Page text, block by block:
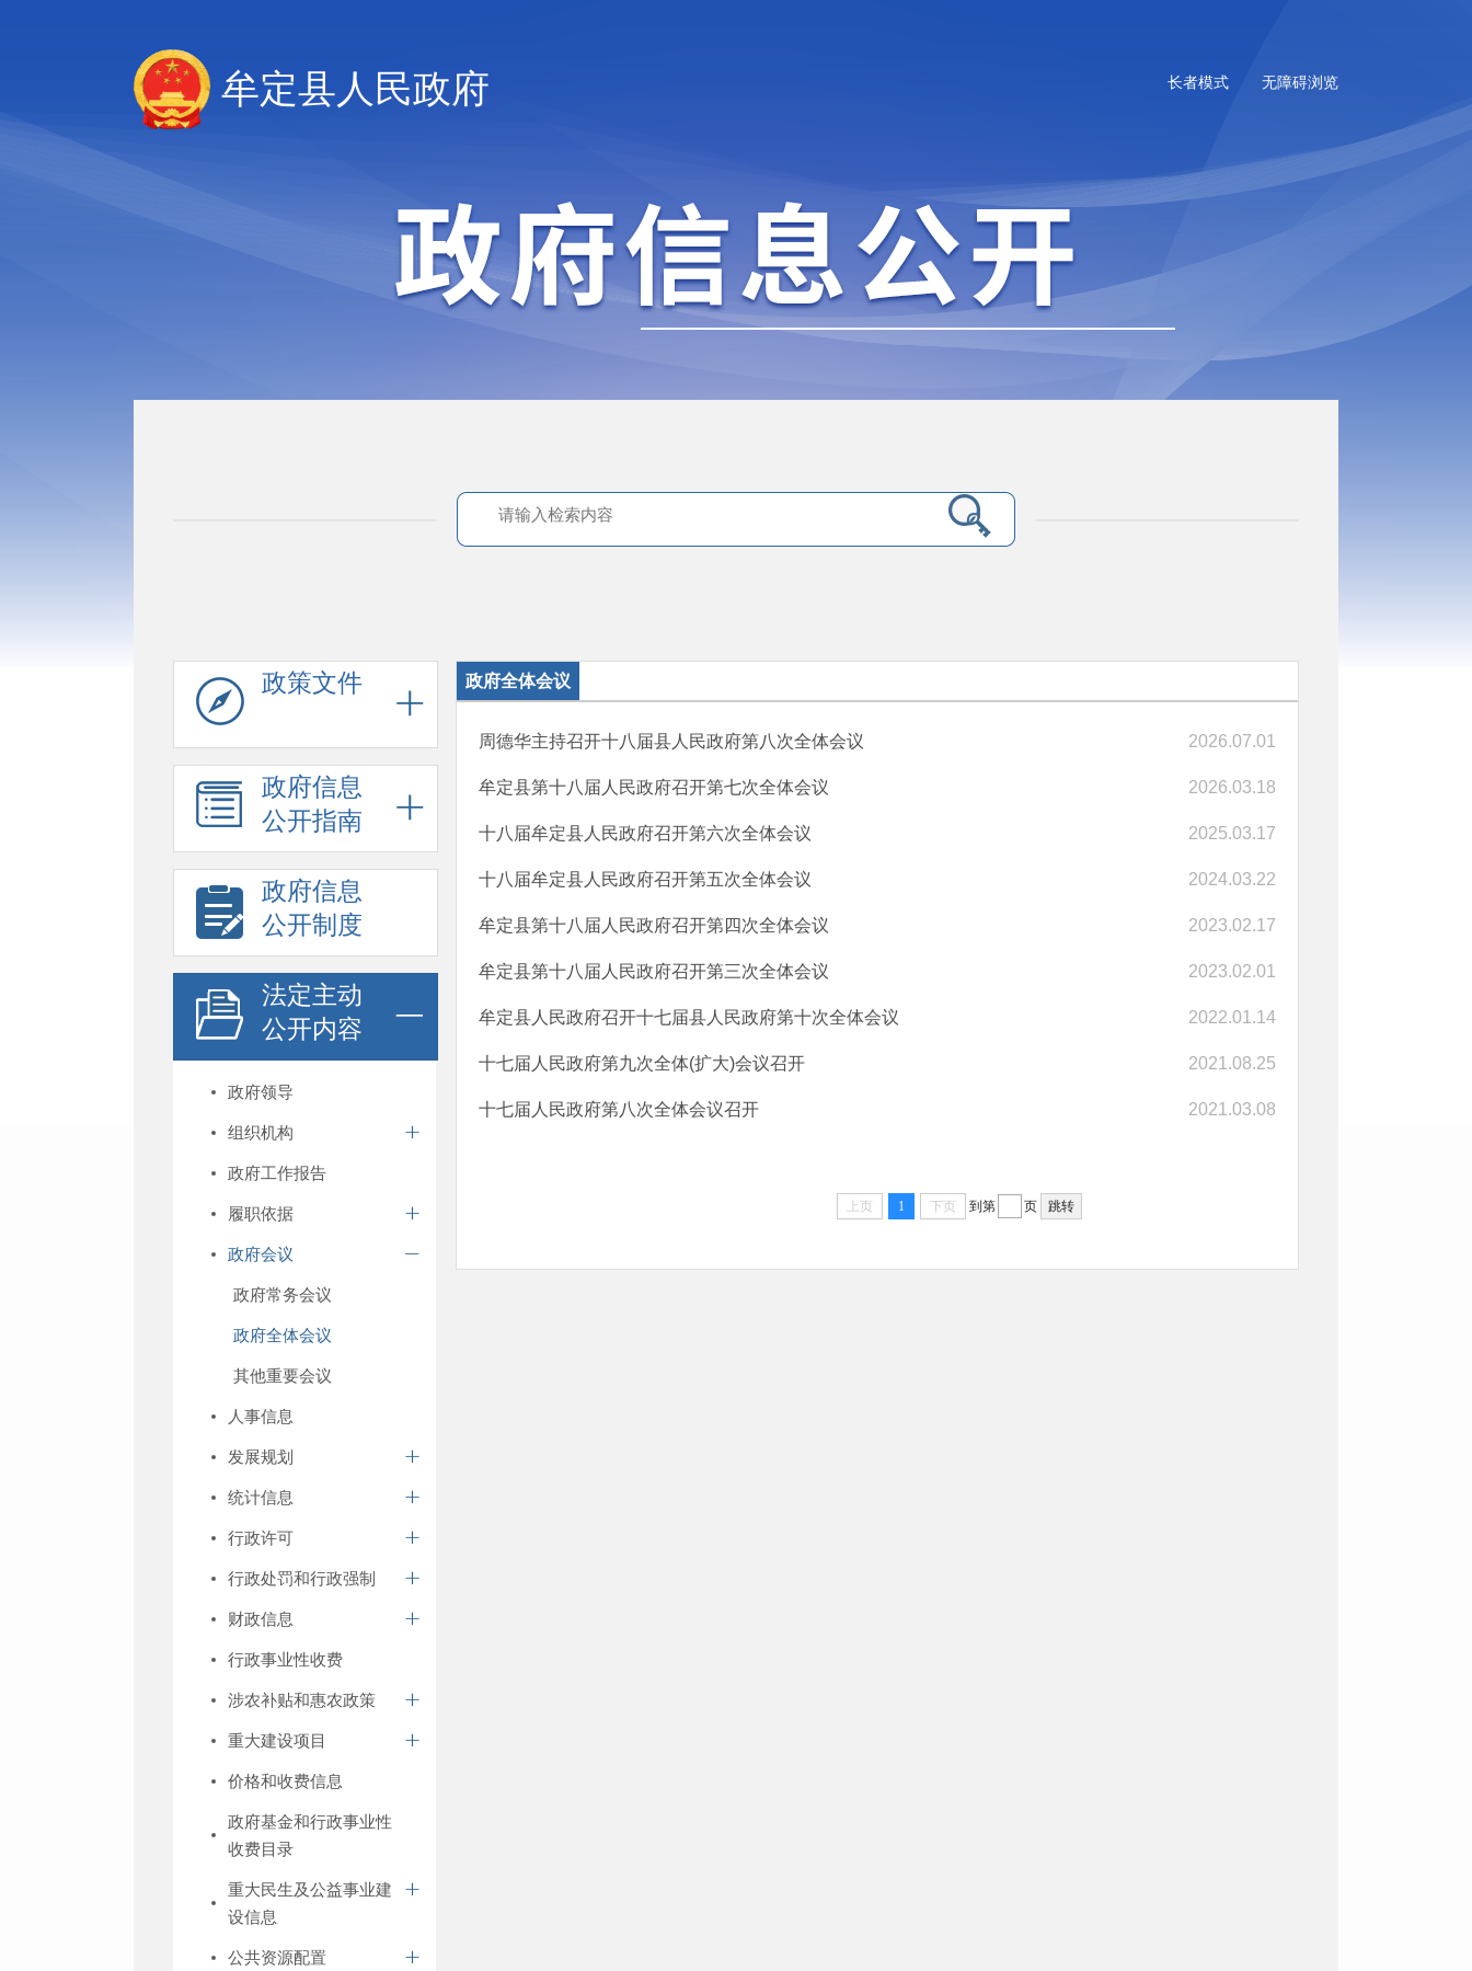
无障碍浏览
长者模式
牟定县人民政府
政策文件
政府信息
公开指南
政府信息
公开制度
法定主动
公开内容
政府领导
组织机构
政府工作报告
履职依据
政府会议
政府常务会议
政府全体会议
其他重要会议
人事信息
发展规划
统计信息
行政许可
行政处罚和行政强制
财政信息
行政事业性收费
涉农补贴和惠农政策
重大建设项目
价格和收费信息
政府基金和行政事业性
收费目录
重大民生及公益事业建
设信息
公共资源配置
政府全体会议
周德华主持召开十八届县人民政府第八次全体会议 2026.07.01
牟定县第十八届人民政府召开第七次全体会议 2026.03.18
十八届牟定县人民政府召开第六次全体会议 2025.03.17
十八届牟定县人民政府召开第五次全体会议 2024.03.22
牟定县第十八届人民政府召开第四次全体会议 2023.02.17
牟定县第十八届人民政府召开第三次全体会议 2023.02.01
牟定县人民政府召开十七届县人民政府第十次全体会议 2022.01.14
十七届人民政府第九次全体(扩大)会议召开 2021.08.25
十七届人民政府第八次全体会议召开 2021.03.08
上页 1 下页 到第 页 跳转